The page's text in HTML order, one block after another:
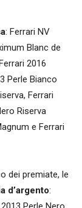
: Ferrari NV
Blanc de
2016
Perle Bianco
Ferrari
Riserva
e Ferrari
dei premiate, le
d’argento: